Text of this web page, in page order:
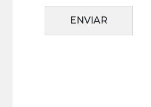
ENVIAR